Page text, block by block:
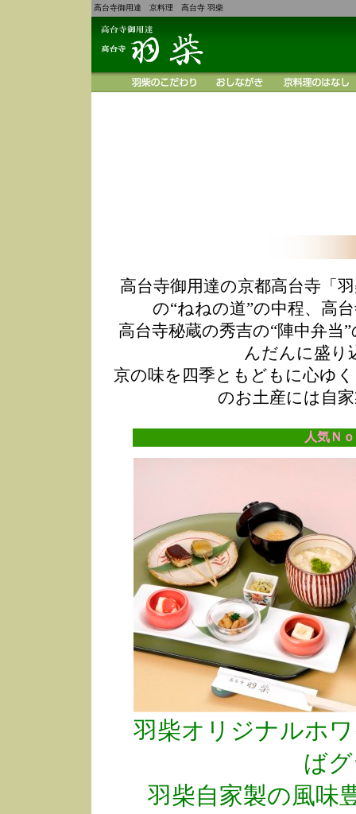
高台寺御用達 京料理 高台寺 羽柴
高台寺御用達の京都高台寺「
の“ねねの道”の中程、高
高台寺秘蔵の秀吉の“陣中弁
んだんに盛り
京の味を四季ともどもに心ゆ
のお土産には自
人気Ｎ
羽柴オリジナルホ
ば
羽柴自家製の風味